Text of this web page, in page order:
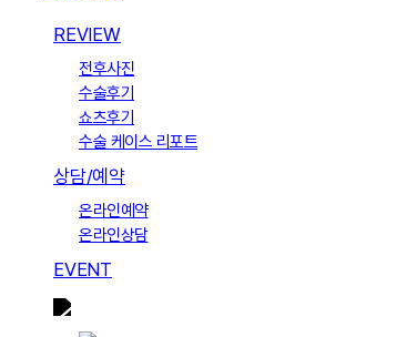
REVIEW
전후사진
수술후기
쇼츠후기
수술 케이스 리포트
상담/예약
온라인예약
온라인상담
EVENT